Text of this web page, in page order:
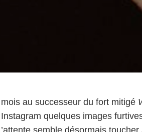
au successeur du fort mitigé
quelques images
semble désormais